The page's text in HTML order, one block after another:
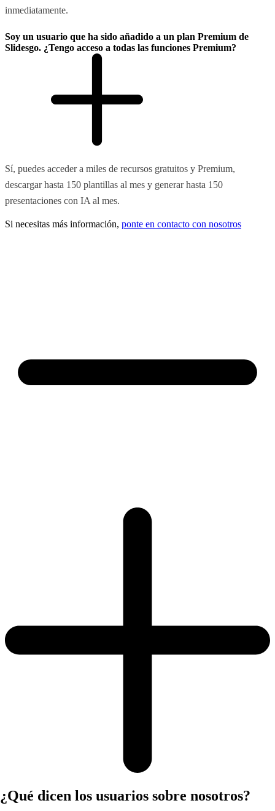
inmediatamente.
Soy un usuario que ha sido añadido a un plan Premium de
Slidesgo. ¿Tengo acceso a todas las funciones Premium?
Sí, puedes acceder a miles de recursos gratuitos y Premium,
descargar hasta 150 plantillas al mes y generar hasta 150
presentaciones con IA al mes.
Si necesitas más información, ponte en contacto con nosotros
¿Qué dicen los usuarios sobre nosotros?